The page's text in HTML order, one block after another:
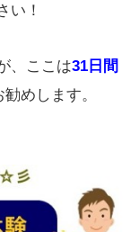
い！
、ここは31日間
勧めします。